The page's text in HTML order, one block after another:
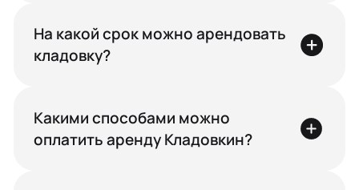
На какой срок можно арендовать
кладовку?
Какими способами можно
оплатить аренду Кладовкин?